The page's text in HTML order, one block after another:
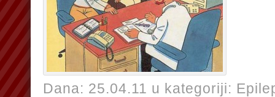
Dana: 25.04.11 u kategoriji: